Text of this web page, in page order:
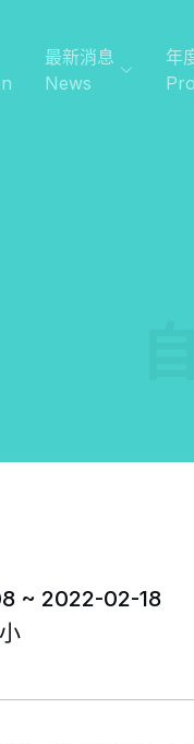
最新消息
News
年
~ 2022-02-18